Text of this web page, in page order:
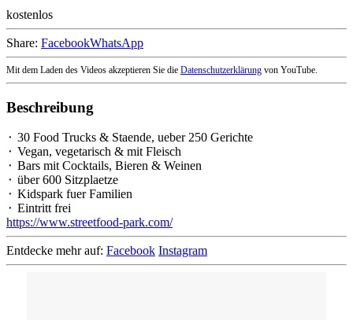
kostenlos
Share: FacebookWhatsApp
Mit dem Laden des Videos akzeptieren Sie die Datenschutzerklärung von YouTube.
Beschreibung
⬝ 30 Food Trucks & Staende, ueber 250 Gerichte
⬝ Vegan, vegetarisch & mit Fleisch
⬝ Bars mit Cocktails, Bieren & Weinen
⬝ über 600 Sitzplaetze
⬝ Kidspark fuer Familien
⬝ Eintritt frei
https://www.streetfood-park.com/
Entdecke mehr auf: Facebook Instagram